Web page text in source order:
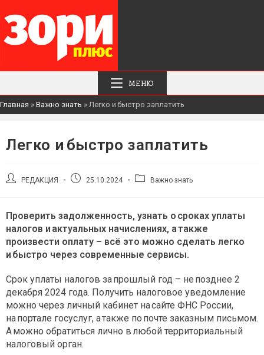
МЕНЮ
Главная » Важно знать » Легко и быстро заплатить
Легко и быстро заплатить
АвторРЕДАКЦИЯ
Запись25.10.2024
РубрикаВажно знать
Проверить задолженность, узнать о сроках уплаты
налогов и актуальных начислениях, а также
произвести оплату – всё это можно сделать легко
и быстро через современные сервисы.
Срок уплаты налогов за прошлый год – не позднее 2
декабря 2024 года. Получить налоговое уведомление
можно через личный кабинет на сайте ФНС России,
на портале госуслуг, а также по почте заказным письмом.
А можно обратиться лично в любой территориальный
налоговый орган.